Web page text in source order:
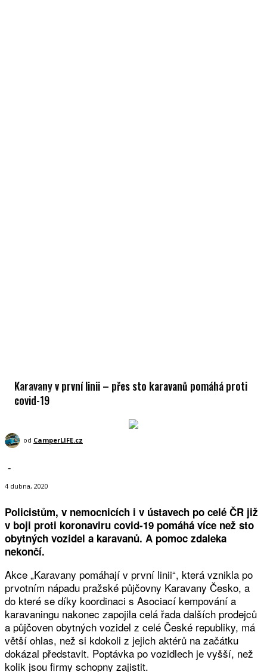
Karavany v první linii – přes sto karavanů pomáhá proti
covid-19
od CamperLIFE.cz
-
4 dubna, 2020
Policistům, v nemocnicích i v ústavech po celé ČR již
v boji proti koronaviru covid-19 pomáhá více než sto
obytných vozidel a karavanů. A pomoc zdaleka
nekončí.
Akce „Karavany pomáhají v první linii“, která vznikla po
prvotním nápadu pražské půjčovny Karavany Česko, a
do které se díky koordinaci s Asociací kempování a
karavaningu nakonec zapojila celá řada dalších prodejců
a půjčoven obytných vozidel z celé České republiky, má
větší ohlas, než si kdokoli z jejich aktérů na začátku
dokázal představit. Poptávka po vozidlech je vyšší, než
kolik jsou firmy schopny zajistit.